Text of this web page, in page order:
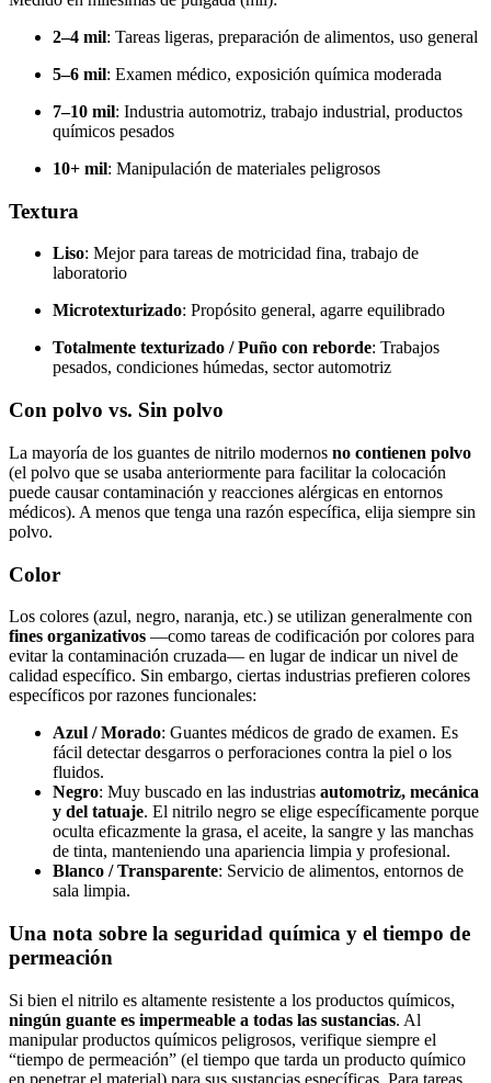
2–4 mil: Tareas ligeras, preparación de alimentos, uso general
5–6 mil: Examen médico, exposición química moderada
7–10 mil: Industria automotriz, trabajo industrial, productos
químicos pesados
10+ mil: Manipulación de materiales peligrosos
Textura
Liso: Mejor para tareas de motricidad fina, trabajo de
laboratorio
Microtexturizado: Propósito general, agarre equilibrado
Totalmente texturizado / Puño con reborde: Trabajos
pesados, condiciones húmedas, sector automotriz
Con polvo vs. Sin polvo
La mayoría de los guantes de nitrilo modernos no contienen polvo
(el polvo que se usaba anteriormente para facilitar la colocación
puede causar contaminación y reacciones alérgicas en entornos
médicos). A menos que tenga una razón específica, elija siempre sin
polvo.
Color
Los colores (azul, negro, naranja, etc.) se utilizan generalmente con
fines organizativos —como tareas de codificación por colores para
evitar la contaminación cruzada— en lugar de indicar un nivel de
calidad específico. Sin embargo, ciertas industrias prefieren colores
específicos por razones funcionales:
Azul / Morado: Guantes médicos de grado de examen. Es
fácil detectar desgarros o perforaciones contra la piel o los
fluidos.
Negro: Muy buscado en las industrias automotriz, mecánica
y del tatuaje. El nitrilo negro se elige específicamente porque
oculta eficazmente la grasa, el aceite, la sangre y las manchas
de tinta, manteniendo una apariencia limpia y profesional.
Blanco / Transparente: Servicio de alimentos, entornos de
sala limpia.
Una nota sobre la seguridad química y el tiempo de
permeación
Si bien el nitrilo es altamente resistente a los productos químicos,
ningún guante es impermeable a todas las sustancias. Al
manipular productos químicos peligrosos, verifique siempre el
“tiempo de permeación” (el tiempo que tarda un producto químico
en penetrar el material) para sus sustancias específicas. Para tareas